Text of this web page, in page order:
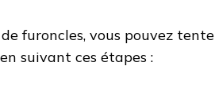
furoncles, vous pouvez
suivant ces étapes :